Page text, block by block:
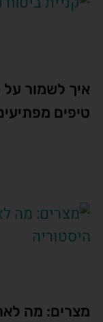
איך לשמור
טיפים
מצרים: מה